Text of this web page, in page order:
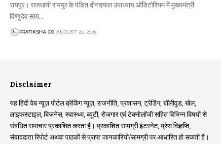
रायपुर। राजधानी रायपुर के पंडित दीनदयाल उपाध्याय ऑडिटोरियम में मुख्यमंत्री
विष्णुदेव साय…
PRATIKSHA CG AUGUST 24, 2025
Disclaimer
यह हिंदी वेब न्यूज़ पोर्टल ब्रेकिंग न्यूज़, राजनीति, प्रशासन, ट्रेडिंग, बॉलीवुड, खेल,
लाइफस्टाइल, बिजनेस, स्वास्थ्य, ब्यूटी, रोजगार एवं टेक्नोलॉजी सहित विभिन्न विषयों से
संबंधित समाचार प्रकाशित करता है। प्रकाशित सामग्री इंटरनेट, प्रेस विज्ञप्ति,
संवाददाता रिपोर्ट अथवा पाठकों से प्राप्त जानकारियों/सामग्री पर आधारित हो सकती है।